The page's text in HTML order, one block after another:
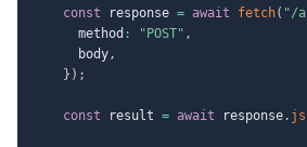
const response = await fetch( "/
      method
: "POST" ,
      body
,
} ) ;
const result = await response.